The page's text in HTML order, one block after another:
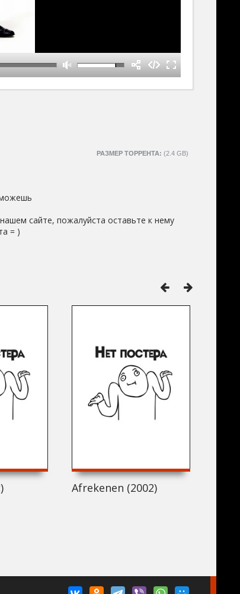
РАЗМЕР ТОРРЕНТА: (2.4 GB)
сайте, пожалуйста оставьте к нему
= )
Afrekenen (2002)